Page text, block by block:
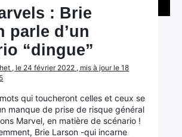
: Brie
parle d’un
“dingue”
, le 24 février 2022 , mis à jour le 18
qui toucheront celles et ceux se
manque de prise de risque général
Marvel, en matière de scénario !
Brie Larson -qui incarne